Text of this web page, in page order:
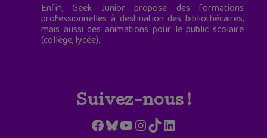
Enfin, Geek Junior propose des formations
professionnelles à destination des bibliothécaires,
mais aussi des animations pour le public scolaire
(collège, lycée).
Suivez-nous !
Facebook
Bluesky
YouTube
Instagram
TikTokLinkedIn